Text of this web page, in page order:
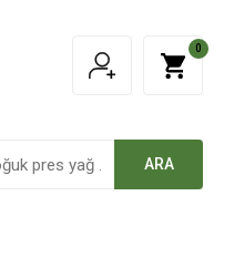
ARA
0